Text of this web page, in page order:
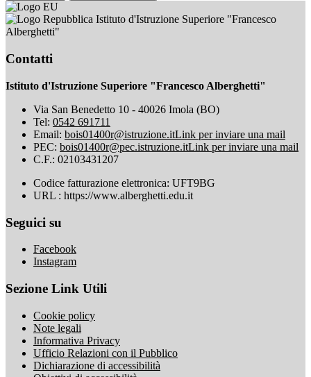
Istituto d'Istruzione Superiore "Francesco
Alberghetti"
Contatti
Istituto d'Istruzione Superiore "Francesco Alberghetti"
Via San Benedetto 10 - 40026 Imola (BO)
Tel: 0542 691711
Email: bois01400r@istruzione.itLink per inviare una mail
PEC: bois01400r@pec.istruzione.itLink per inviare una mail
C.F.: 02103431207
Codice fatturazione elettronica: UFT9BG
URL : https://www.alberghetti.edu.it
Seguici su
Facebook
Instagram
Sezione Link Utili
Cookie policy
Note legali
Informativa Privacy
Ufficio Relazioni con il Pubblico
Dichiarazione di accessibilità